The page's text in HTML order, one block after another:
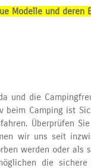
Modelle und deren
und die
beim Camping ist
Überprüfen
wir uns seit
werden oder
die